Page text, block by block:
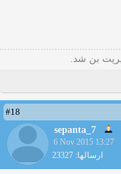
بن شد.
#18
sepanta_7
6 Nov 2015 13:27
ارسالها: 23327